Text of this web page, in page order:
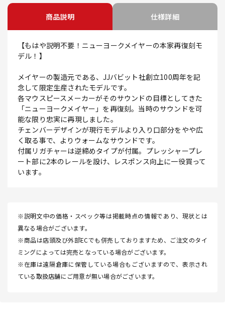
商品説明 仕様詳細
【もはや説明不要！ニューヨークメイヤーの本家再復刻モ
デル！】
メイヤーの製造元である、JJバビット社創立100周年を記
念して限定生産されたモデルです。
各マウスピースメーカーがそのサウンドの目標としてきた
「ニューヨークメイヤー」を再復刻。当時のサウンドを可
能な限り忠実に再現しました。
チェンバーデザインが現行モデルより入り口部分をやや広
く取る事で、よりウォームなサウンドです。
付属リガチャーは逆締めタイプが付属。プレッシャープレ
ート部に2本のレールを設け、レスポンス向上に一役買って
います。
※説明文中の価格・スペック等は掲載時点の情報であり、現状とは
異なる場合がございます。
※商品は店頭及び外部ECでも併売しておりますため、ご注文のタイ
ミングによっては完売となっている場合がございます。
※在庫は遠隔倉庫に保管している場合もございますので、表示され
ている取扱店舗にご用意が無い場合がございます。